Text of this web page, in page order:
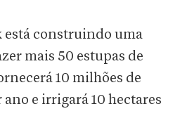
está construindo uma
mais 50 estupas de
10 milhões de
e irrigará 10 hectares